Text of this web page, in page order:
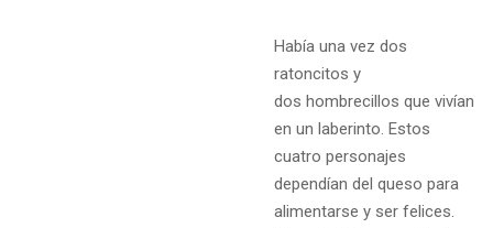
Había una vez dos
ratoncitos y
dos hombrecillos que vivían
en un laberinto. Estos
cuatro personajes
dependían del queso para
alimentarse y ser felices.